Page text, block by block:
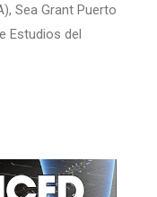
Sea Grant Puerto
Estudios del